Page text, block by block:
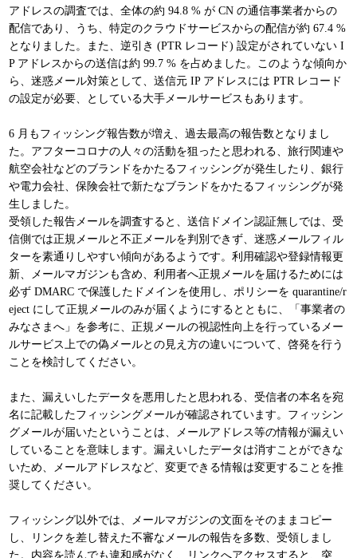
アドレスの調査では、全体の約 94.8 % が CN の通信事業者からの
配信であり、うち、特定のクラウドサービスからの配信が約 67.4 %
となりました。また、逆引き (PTR レコード) 設定がされていない I
P アドレスからの送信は約 99.7 % を占めました。このような傾向か
ら、迷惑メール対策として、送信元 IP アドレスには PTR レコード
の設定が必要、としている大手メールサービスもあります。
6 月もフィッシング報告数が増え、過去最高の報告数となりまし
た。アフターコロナの人々の活動を狙ったと思われる、旅行関連や
航空会社などのブランドをかたるフィッシングが発生したり、銀行
や電力会社、保険会社で新たなブランドをかたるフィッシングが発
生しました。
受領した報告メールを調査すると、送信ドメイン認証無しでは、受
信側では正規メールと不正メールを判別できず、迷惑メールフィル
ターを素通りしやすい傾向があるようです。利用確認や登録情報更
新、メールマガジンも含め、利用者へ正規メールを届けるためには
必ず DMARC で保護したドメインを使用し、ポリシーを quarantine/r
eject にして正規メールのみが届くようにするとともに、「事業者の
みなさまへ」を参考に、正規メールの視認性向上を行っているメー
ルサービス上での偽メールとの見え方の違いについて、啓発を行う
ことを検討してください。
また、漏えいしたデータを悪用したと思われる、受信者の本名を宛
名に記載したフィッシングメールが確認されています。フィッシン
グメールが届いたということは、メールアドレス等の情報が漏えい
していることを意味します。漏えいしたデータは消すことができな
いため、メールアドレスなど、変更できる情報は変更することを推
奨してください。
フィッシング以外では、メールマガジンの文面をそのままコピー
し、リンクを差し替えた不審なメールの報告を多数、受領しまし
た。内容を読んでも違和感がなく、リンクへアクセスすると、突